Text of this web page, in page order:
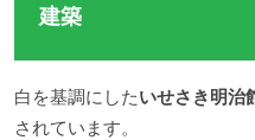
建築
白を基調にしたいせさき明治
されています。